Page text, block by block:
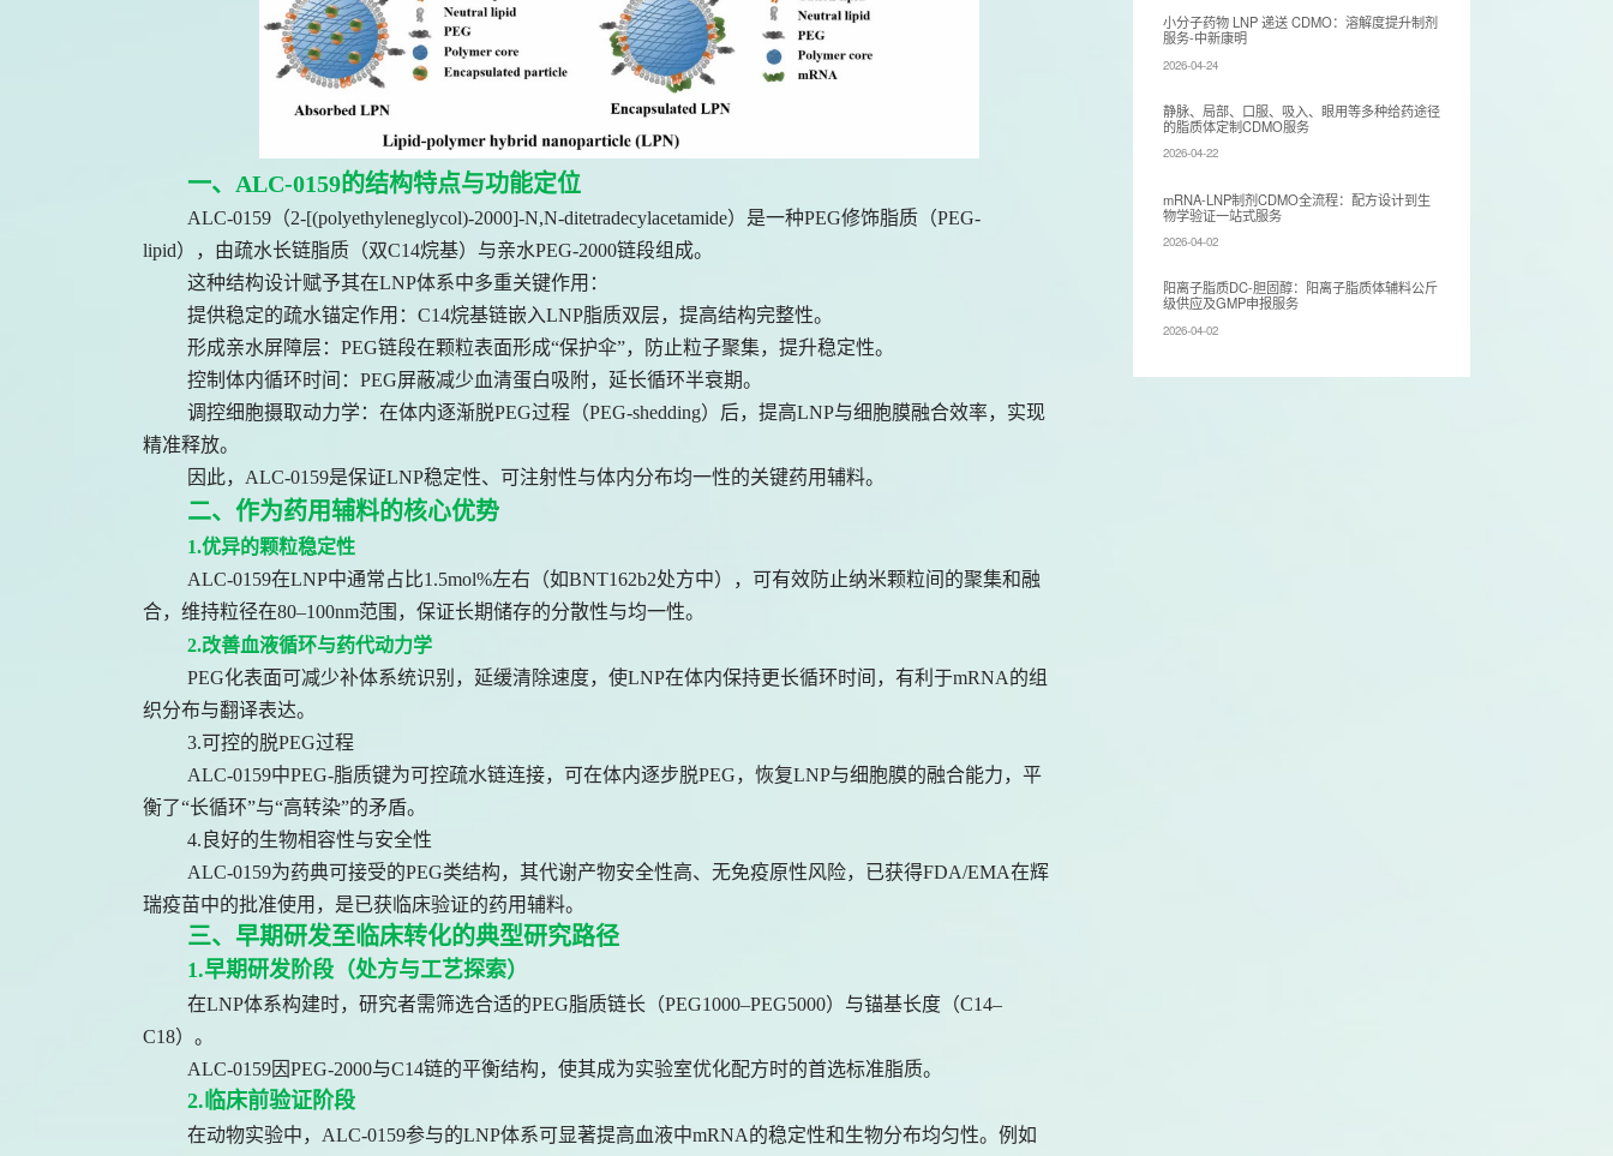
一、ALC-0159的结构特点与功能定位
ALC-0159（2-[(polyethyleneglycol)-2000]-N,N-ditetradecylacetamide）是一种PEG修饰脂质（PEG-
lipid），由疏水长链脂质（双C14烷基）与亲水PEG-2000链段组成。
这种结构设计赋予其在LNP体系中多重关键作用：
提供稳定的疏水锚定作用：C14烷基链嵌入LNP脂质双层，提高结构完整性。
形成亲水屏障层：PEG链段在颗粒表面形成“保护伞”，防止粒子聚集，提升稳定性。
控制体内循环时间：PEG屏蔽减少血清蛋白吸附，延长循环半衰期。
调控细胞摄取动力学：在体内逐渐脱PEG过程（PEG-shedding）后，提高LNP与细胞膜融合效率，实现
精准释放。
因此，ALC-0159是保证LNP稳定性、可注射性与体内分布均一性的关键药用辅料。
二、作为药用辅料的核心优势
1.优异的颗粒稳定性
ALC-0159在LNP中通常占比1.5mol%左右（如BNT162b2处方中），可有效防止纳米颗粒间的聚集和融
合，维持粒径在80–100nm范围，保证长期储存的分散性与均一性。
2.改善血液循环与药代动力学
PEG化表面可减少补体系统识别，延缓清除速度，使LNP在体内保持更长循环时间，有利于mRNA的组
织分布与翻译表达。
3.可控的脱PEG过程
ALC-0159中PEG-脂质键为可控疏水链连接，可在体内逐步脱PEG，恢复LNP与细胞膜的融合能力，平
衡了“长循环”与“高转染”的矛盾。
4.良好的生物相容性与安全性
ALC-0159为药典可接受的PEG类结构，其代谢产物安全性高、无免疫原性风险，已获得FDA/EMA在辉
瑞疫苗中的批准使用，是已获临床验证的药用辅料。
三、早期研发至临床转化的典型研究路径
1.早期研发阶段（处方与工艺探索）
在LNP体系构建时，研究者需筛选合适的PEG脂质链长（PEG1000–PEG5000）与锚基长度（C14–
C18）。
ALC-0159因PEG-2000与C14链的平衡结构，使其成为实验室优化配方时的首选标准脂质。
2.临床前验证阶段
在动物实验中，ALC-0159参与的LNP体系可显著提高血液中mRNA的稳定性和生物分布均匀性。例如
小分子药物 LNP 递送 CDMO：溶解度提升制剂
服务-中新康明
2026-04-24
静脉、局部、口服、吸入、眼用等多种给药途径
的脂质体定制CDMO服务
2026-04-22
mRNA-LNP制剂CDMO全流程：配方设计到生
物学验证一站式服务
2026-04-02
阳离子脂质DC-胆固醇：阳离子脂质体辅料公斤
级供应及GMP申报服务
2026-04-02